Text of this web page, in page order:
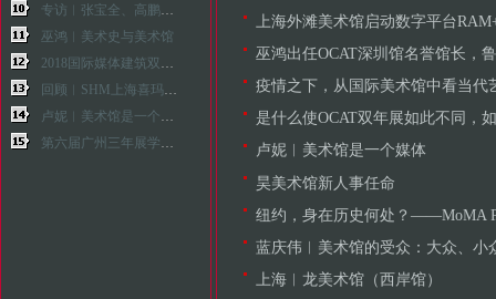
上海外滩美术馆启动数字平台RAM+，亮相蔡国
巫鸿出任OCAT深圳馆名誉馆长，
疫情之下，从国际美术馆中看当代
是什么使OCAT双年展如此不同，
卢妮︱美术馆是一个媒体
昊美术馆新人事任命
纽约，身在历史何处？——MoMA
蓝庆伟︱美术馆的受众：大众、小
上海︱龙美术馆（西岸馆）
专访︱张宝全、高鹏、张然，谈今日美术馆“换帅”
巫鸿︱美术史与美术馆
2018国际媒体建筑双年展在中央美术学院盛大开幕
回顾︱SHM上海喜玛拉雅美术馆
卢妮︱美术馆是一个媒体
第六届广州三年展学术对谈︱上海站